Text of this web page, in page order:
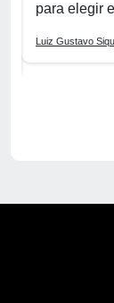
para elegir
Luiz Gustavo